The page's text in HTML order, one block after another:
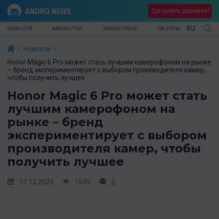
Где купить дешевле?
НОВОСТИ ANDRO-TOP ANDRO-PRICE ОБЗОРЫ RU
Новости
Honor Magic 6 Pro может стать лучшим камерофоном на рынке
– бренд экспериментирует с выбором производителя камер,
чтобы получить лучшее
Honor Magic 6 Pro может стать
лучшим камерофоном на
рынке – бренд
экспериментирует с выбором
производителя камер, чтобы
получить лучшее
11.12.2023 1645 0